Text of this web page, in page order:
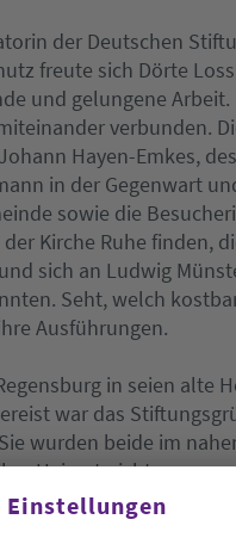
der Deutschen
freute sich Dörte
und gelungene
verbunden.
Hayen-Emkes,
in der Gegenwart
sowie die
Kirche Ruhe finden,
sich an Ludwig
Seht, welch
Ausführungen.
in seien alte
war das
wurden beide im
Heimat nicht
Pastor Dietmar
der Deutschen
Einstellungen